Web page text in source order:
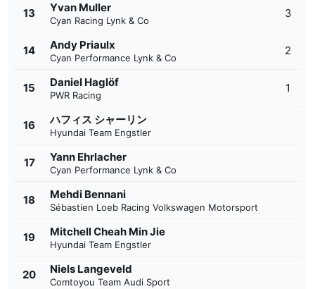
13 Yvan Muller
Cyan Racing Lynk & Co
3
14 Andy Priaulx
Cyan Performance Lynk & Co
2
15 Daniel Haglöf
PWR Racing
1
16 ハフィス シャーリン
Hyundai Team Engstler
17 Yann Ehrlacher
Cyan Performance Lynk & Co
18 Mehdi Bennani
Sébastien Loeb Racing Volkswagen Motorsport
19 Mitchell Cheah Min Jie
Hyundai Team Engstler
20 Niels Langeveld
Comtoyou Team Audi Sport